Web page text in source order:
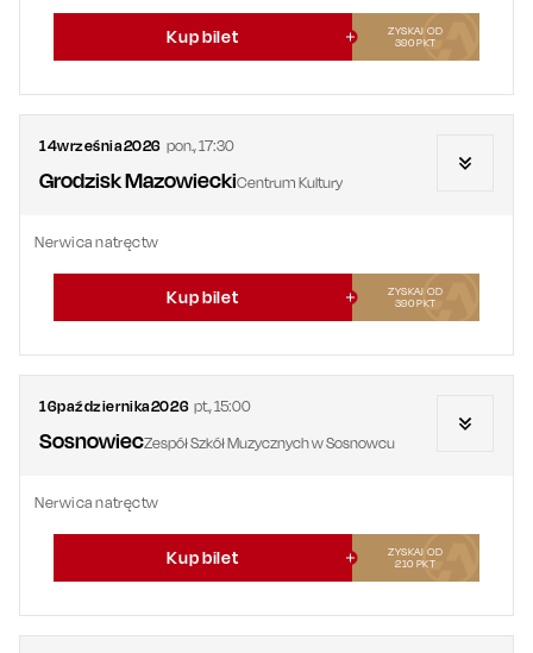
Kup bilet
ZYSKAJ OD
390PKT
14września2026 pon.,17:30
Grodzisk MazowieckiCentrum Kultury
Nerwica natręctw
Kup bilet
ZYSKAJ OD
390PKT
16października2026 pt.,15:00
SosnowiecZespół Szkół Muzycznych w Sosnowcu
Nerwica natręctw
Kup bilet
ZYSKAJ OD
210 PKT